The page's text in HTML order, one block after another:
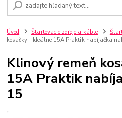
Úvod Štartovacie zdroje a káble
kosačky - Ideálne 15A Praktik nabíjačka
Klinový remeň
15A Praktik
15